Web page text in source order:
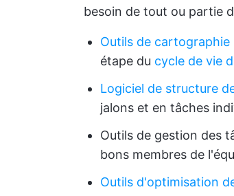
besoin de tout ou partie
Outils de cartographie
étape du cycle de vie
Logiciel de structure
jalons et en tâches
Outils de gestion des
bons membres de
Outils d'optimisation